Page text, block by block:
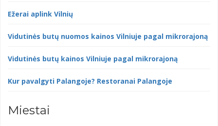
Ežerai aplink Vilnių
Vidutinės butų nuomos kainos Vilniuje pagal mikrorajoną
Vidutinės butų kainos Vilniuje pagal mikrorajoną
Kur pavalgyti Palangoje? Restoranai Palangoje
Miestai